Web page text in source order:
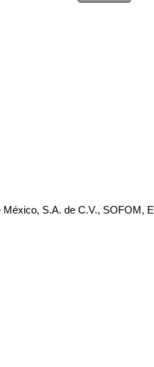
S.A. de C.V., SOFOM,